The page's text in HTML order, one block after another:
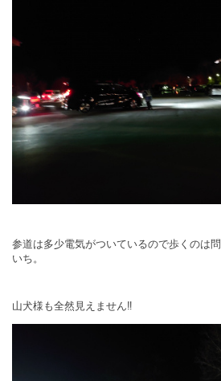
参道は多少電気がついているので歩くのは
いち。
山犬様も全然見えません‼